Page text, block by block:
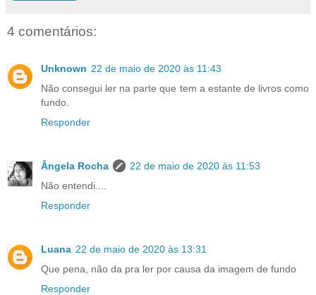
4 comentários:
Unknown 22 de maio de 2020 às 11:43
Não consegui ler na parte que tem a estante de livros como
fundo.
Responder
Ângela Rocha
22 de maio de 2020 às 11:53
Não entendi....
Responder
Luana 22 de maio de 2020 às 13:31
Que pena, não da pra ler por causa da imagem de fundo
Responder